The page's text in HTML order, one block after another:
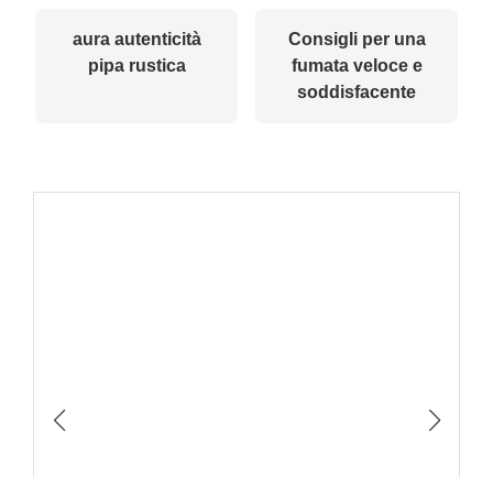
aura autenticità
pipa rustica
Consigli per una
fumata veloce e
soddisfacente